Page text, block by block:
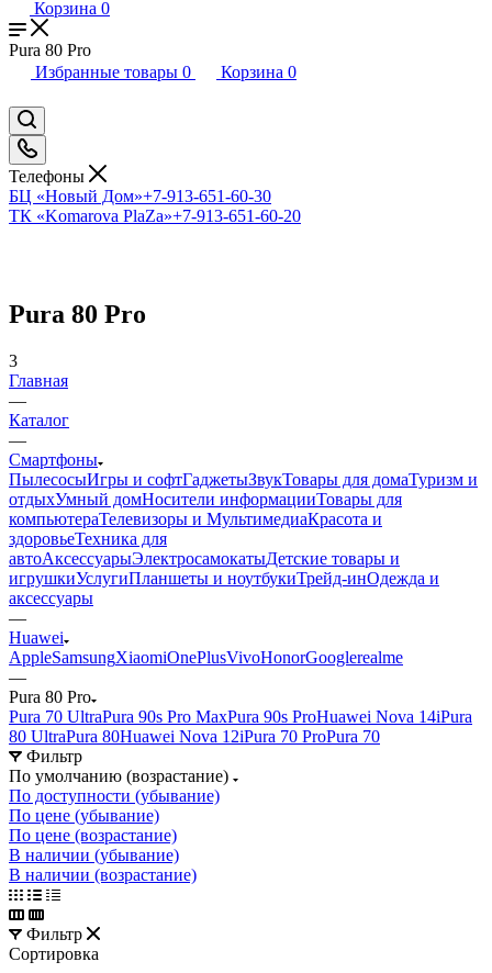
Корзина 0
Pura 80 Pro
Избранные товары 0 Корзина 0
Телефоны
БЦ «Новый Дом»+7-913-651-60-30
ТК «Komarova PlaZa»+7-913-651-60-20
Pura 80 Pro
3
Главная
—
Каталог
—
Смартфоны
ПылесосыИгры и софтГаджетыЗвукТовары для домаТуризм и
отдыхУмный домНосители информацииТовары для
компьютераТелевизоры и МультимедиаКрасота и
здоровьеТехника для
автоАксессуарыЭлектросамокатыДетские товары и
игрушкиУслугиПланшеты и ноутбукиТрейд-инОдежда и
аксессуары
—
Huawei
AppleSamsungXiaomiOnePlusVivoHonorGooglerealme
—
Pura 80 Pro
Pura 70 UltraPura 90s Pro MaxPura 90s ProHuawei Nova 14iPura
80 UltraPura 80Huawei Nova 12iPura 70 ProPura 70
Фильтр
По умолчанию (возрастание)
По доступности (убывание)
По цене (убывание)
По цене (возрастание)
В наличии (убывание)
В наличии (возрастание)
Фильтр
Сортировка